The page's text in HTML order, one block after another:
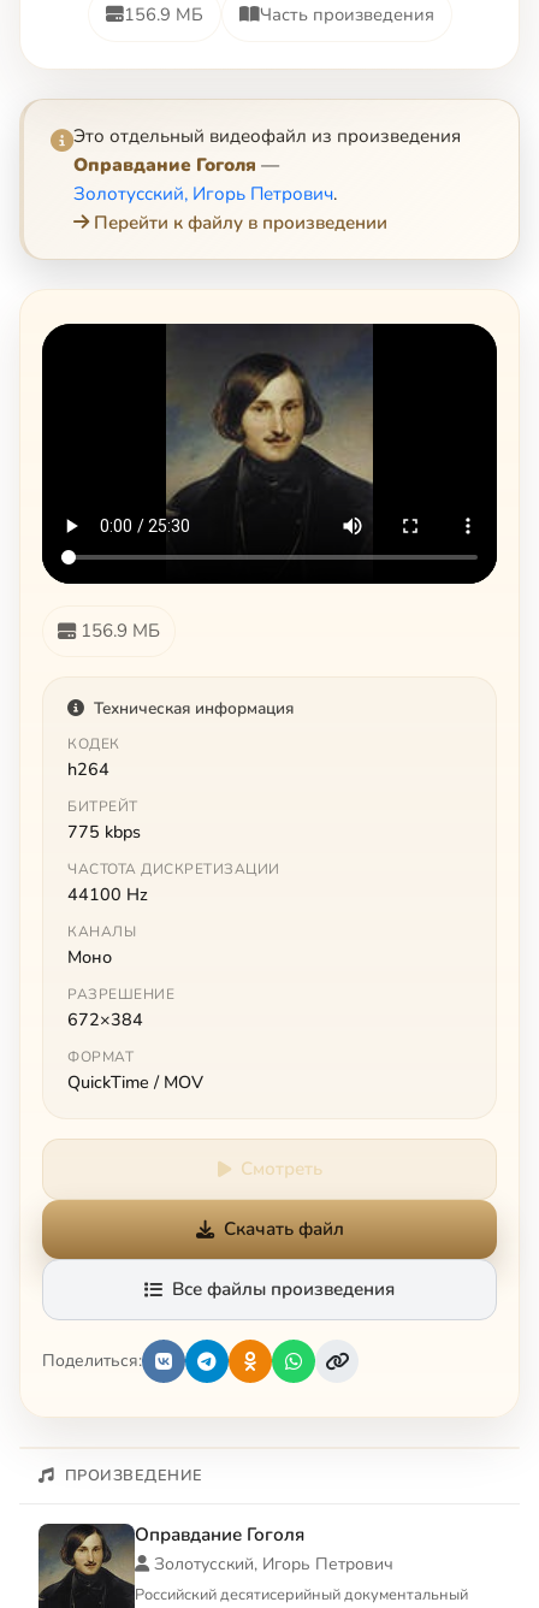
156.9 МБ Часть произведения
Это отдельный видеофайл из произведения
Оправдание Гоголя —
Золотусский, Игорь Петрович.
Перейти к файлу в произведении
156.9 МБ
Техническая информация
КОДЕК
h264
БИТРЕЙТ
775 kbps
ЧАСТОТА ДИСКРЕТИЗАЦИИ
44100 Hz
КАНАЛЫ
Моно
РАЗРЕШЕНИЕ
672×384
ФОРМАТ
QuickTime / MOV
Смотреть
Скачать файл
Все файлы произведения
Поделиться:
ПРОИЗВЕДЕНИЕ
Оправдание Гоголя
Золотусский, Игорь Петрович
Российский десятисерийный документальный